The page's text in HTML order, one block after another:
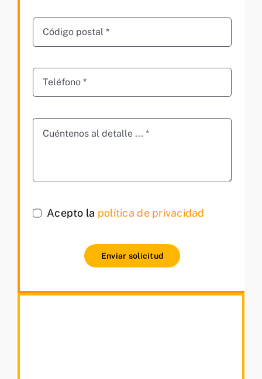
Acepto la política de privacidad
Enviar solicitud